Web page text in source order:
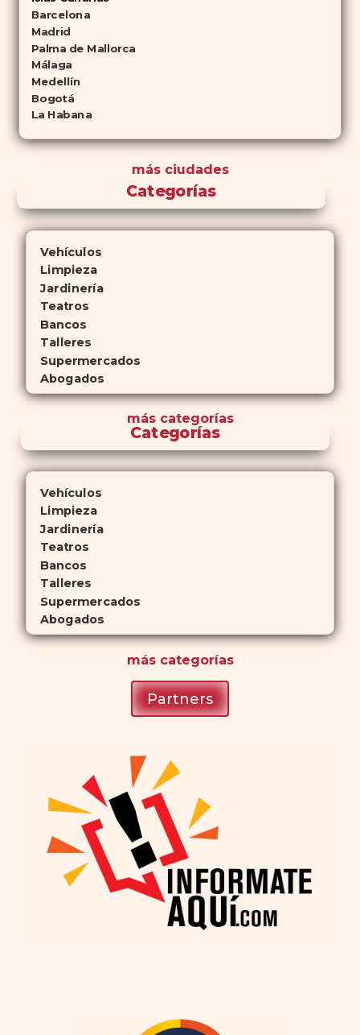
Barcelona
Madrid
Palma de Mallorca
Málaga
Medellín
Bogotá
La Habana
más ciudades
Categorías
Vehículos
Limpieza
Jardinería
Teatros
Bancos
Talleres
Supermercados
Abogados
máscategorías
Categorías
Vehículos
Limpieza
Jardinería
Teatros
Bancos
Talleres
Supermercados
Abogados
máscategorías
Partners